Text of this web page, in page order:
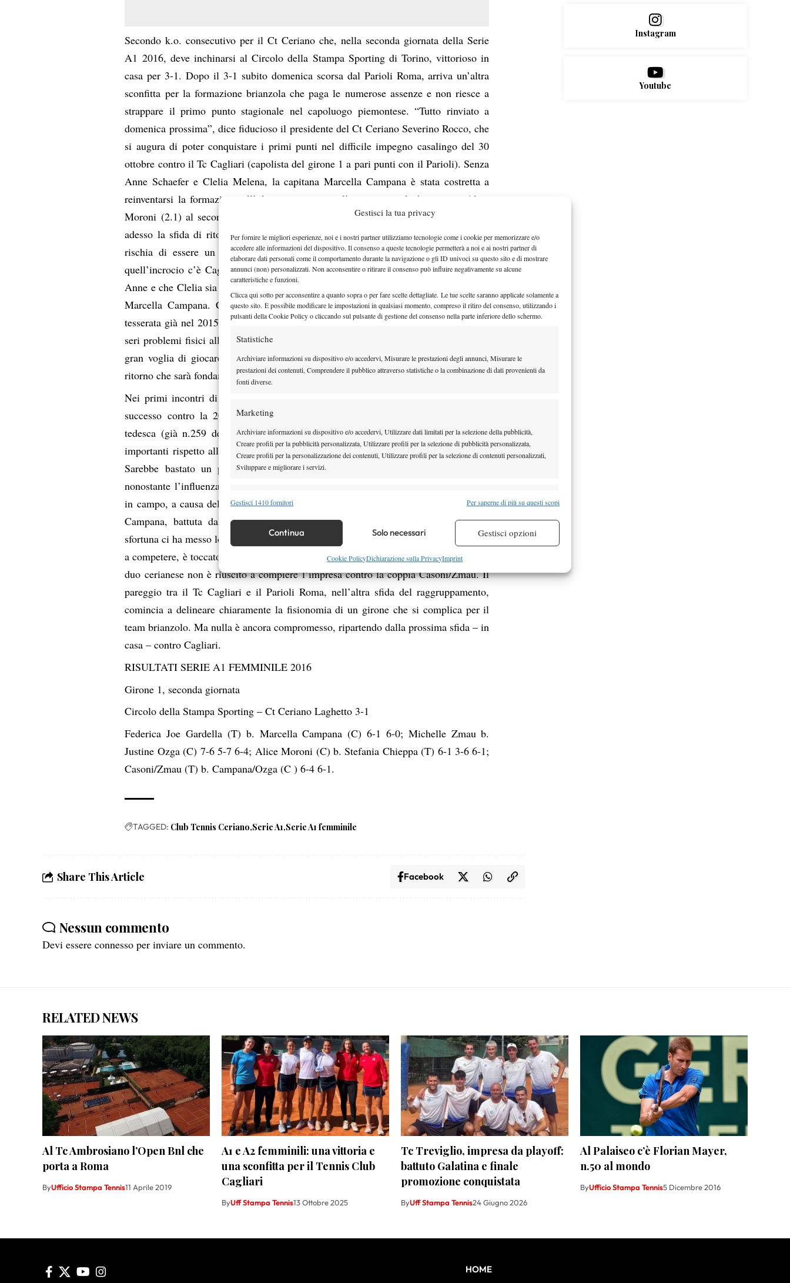
Gestisci la tua privacy
Per fornire le migliori esperienze, noi e i nostri partner utilizziamo tecnologie come i cookie per memorizzare e/o
accedere alle informazioni del dispositivo. Il consenso a queste tecnologie permetterà a noi e ai nostri partner di
elaborare dati personali come il comportamento durante la navigazione o gli ID univoci su questo sito e di mostrare
annunci (non) personalizzati. Non acconsentire o ritirare il consenso può influire negativamente su alcune
caratteristiche e funzioni.
Clicca qui sotto per acconsentire a quanto sopra o per fare scelte dettagliate. Le tue scelte saranno applicate solamente a
questo sito. È possibile modificare le impostazioni in qualsiasi momento, compreso il ritiro del consenso, utilizzando i
pulsanti della Cookie Policy o cliccando sul pulsante di gestione del consenso nella parte inferiore dello schermo.
Statistiche
Archiviare informazioni su dispositivo e/o accedervi, Misurare le prestazioni degli annunci, Misurare le
prestazioni dei contenuti, Comprendere il pubblico attraverso statistiche o la combinazione di dati provenienti da
fonti diverse.
Marketing
Archiviare informazioni su dispositivo e/o accedervi, Utilizzare dati limitati per la selezione della pubblicità,
Creare profili per la pubblicità personalizzata, Utilizzare profili per la selezione di pubblicità personalizzata,
Creare profili per la personalizzazione dei contenuti, Utilizzare profili per la selezione di contenuti personalizzati,
Sviluppare e migliorare i servizi.
Funzionalità Sempre attivo
Identificare i dispositivi in base alle informazioni trasmesse automaticamente.
Garantire la sicurezza, prevenire e rilevare frodi, correggere errori,
Erogare e presentare pubblicità e contenuto, Salvare e comunicare le
scelte sulla privacy.
Sempre attivo
Gestisci 1410 fornitori Per saperne di più su questi scopi
Continua Solo necessari Gestisci opzioni
Cookie PolicyDichiarazione sulla PrivacyImprint
Secondo k.o. consecutivo per il Ct Ceriano che, nella seconda giornata della Serie
A1 2016, deve inchinarsi al Circolo della Stampa Sporting di Torino, vittorioso in
casa per 3-1. Dopo il 3-1 subito domenica scorsa dal Parioli Roma, arriva un’altra
sconfitta per la formazione brianzola che paga le numerose assenze e non riesce a
strappare il primo punto stagionale nel capoluogo piemontese. “Tutto rinviato a
domenica prossima”, dice fiducioso il presidente del Ct Ceriano Severino Rocco, che
si augura di poter conquistare i primi punti nel difficile impegno casalingo del 30
ottobre contro il Tc Cagliari (capolista del girone 1 a pari punti con il Parioli). Senza
Anne Schaefer e Clelia Melena, la capitana Marcella Campana è stata costretta a
reinventarsi la formazione all’ultimo momento e l’unico punto lo ha portato Alice
Moroni (2.1) al secondo successo personale di stagione. Ma un punto non basta e
adesso la sfida di ritorno contro lo Sporting Stampa sui campi del Robur Saronno
rischia di essere un vero e proprio spareggio salvezza. Ma prima di pensare a
quell’incrocio c’è Cagliari e poi la trasferta di Roma. “Speriamo di ritrovare presto
Anne e che Clelia sia pienamente recuperata per la sfida contro Cagliari”, commenta
Marcella Campana. Che tra l’altro si augura di poter schierare Valeria Prosperi,
tesserata già nel 2015 ma non ancora scesa in campo con i colori di Ceriano dopo i
seri problemi fisici alla spalla che l’hanno costretta ai box per mesi. “Valeria ha una
gran voglia di giocare, speriamo di poter contare anche su di lei per un girone di
ritorno che sarà fondamentale per noi”, conclude.
Nei primi incontri di giornata a Torino, Justine Ozga (2.5) aveva anche sfiorato il
successo contro la 20enne rumena Michelle Zmau (2.3). Peccato per la 28enne
tedesca (già n.259 della classifica Wta), che ha comunque fatto vedere progressi
importanti rispetto all’opaca prova di settimana scorsa contro Martina Di Giuseppe.
Sarebbe bastato un pizzico di fortuna in più per muovere la classifica, perché
nonostante l’influenza, Alice Moroni ha piegato in tre set Stefania Chieppa (2.2). E
in campo, a causa delle molte assenze, domenica è dovuta scendere anche Marcella
Campana, battuta dalla giovane Federica Joe Gardella (2.4). Pure nei doppi la
sfortuna ci ha messo lo zampino, con la Moroni debilitata dalla febbre e impossibilità
a competere, è toccato ancora a Marcella Campana in coppia con Justine Ozga, ma il
duo cerianese non è riuscito a compiere l’impresa contro la coppia Casoni/Zmau. Il
pareggio tra il Tc Cagliari e il Parioli Roma, nell’altra sfida del raggruppamento,
comincia a delineare chiaramente la fisionomia di un girone che si complica per il
team brianzolo. Ma nulla è ancora compromesso, ripartendo dalla prossima sfida – in
casa – contro Cagliari.
RISULTATI SERIE A1 FEMMINILE 2016
Girone 1, seconda giornata
Circolo della Stampa Sporting – Ct Ceriano Laghetto 3-1
Federica Joe Gardella (T) b. Marcella Campana (C) 6-1 6-0; Michelle Zmau b.
Justine Ozga (C) 7-6 5-7 6-4; Alice Moroni (C) b. Stefania Chieppa (T) 6-1 3-6 6-1;
Casoni/Zmau (T) b. Campana/Ozga (C ) 6-4 6-1.
TAGGED: Club Tennis Ceriano Serie A1 Serie A1 femminile
Share This Article Facebook
Nessun commento
Devi essere connesso per inviare un commento.
Instagram
Youtube
RELATED NEWS
Al Tc Ambrosiano l’Open Bnl che
porta a Roma
ByUfficio Stampa Tennis11 Aprile 2019
A1 e A2 femminili: una vittoria e
una sconfitta per il Tennis Club
Cagliari
ByUff Stampa Tennis13 Ottobre 2025
Tc Treviglio, impresa da playoff:
battuto Galatina e finale
promozione conquistata
ByUff Stampa Tennis24 Giugno 2026
Al Palaiseo c’è Florian Mayer,
n.50 al mondo
ByUfficio Stampa Tennis5 Dicembre 2016
HOME